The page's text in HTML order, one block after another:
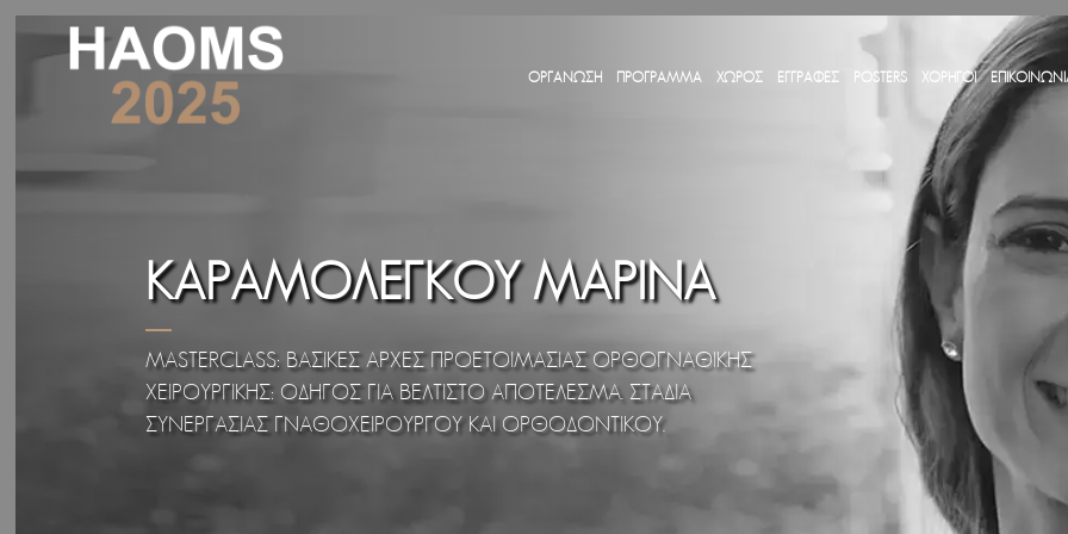
ΟΡΓΑΝΩΣΗ ΠΡΟΓΡΑΜΜΑ ΧΩΡΟΣ ΕΓΓΡΑΦΕΣ POSTERS ΧΟΡΗΓΟΙ
ΚΑΡΑΜΟΛΈΓΚΟΥ ΜΑΡΊΝΑ
MASTERCLASS: ΒΑΣΙΚΈΣ ΑΡΧΈΣ ΠΡΟΕΤΟΙΜΑΣΊΑΣ ΟΡΘΟΓΝΑΘΙΚΉΣ
ΧΕΙΡΟΥΡΓΙΚΉΣ: ΟΔΗΓΌΣ ΓΙΑ ΒΈΛΤΙΣΤΟ ΑΠΟΤΈΛΕΣΜΑ. ΣΤΆΔΙΑ
ΣΥΝΕΡΓΑΣΊΑΣ ΓΝΑΘΟΧΕΙΡΟΥΡΓΟΎ ΚΑΙ ΟΡΘΟΔΟΝΤΙΚΟΎ.